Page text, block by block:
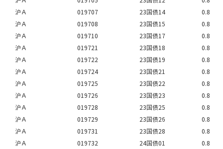
沪Ａ
019707 23国债14
0.8
沪Ａ
019708 23国债15
0.8
沪Ａ
019710 23国债17
0.8
沪Ａ
019721 23国债18
0.8
沪Ａ
019722 23国债19
0.8
沪Ａ
019724 23国债21
0.8
沪Ａ
019725 23国债22
0.8
沪Ａ
019726 23国债23
0.8
沪Ａ
019728 23国债25
0.8
沪Ａ
019729 23国债26
0.8
沪Ａ
019731 23国债28
0.8
沪Ａ
019732 24国债01
0.8